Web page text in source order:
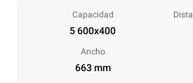
Capacidad
5 600x400
Ancho
663 mm